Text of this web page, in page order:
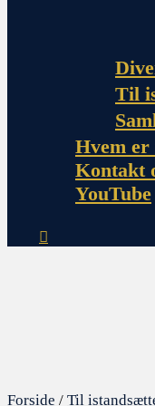
Til
Hvem er
Kontakt
YouTube
Forside / Til